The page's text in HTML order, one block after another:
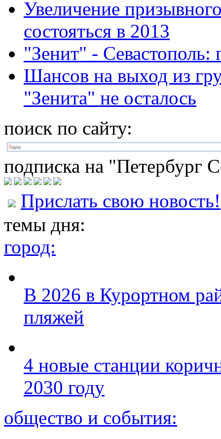
Увеличение
состояться в 2013
"Зенит" - Севастополь:
Шансов на выход из
"Зенита" не осталось
поиск по сайту:
подписка на "Петербург
Прислать свою новость!
темы дня:
город:
В 2026 в Курортном
пляжей
4 новые станции
2030 году
общество и события: